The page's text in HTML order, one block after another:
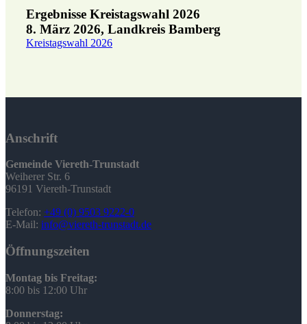
Ergebnisse Kreistagswahl 2026
8. März 2026, Landkreis Bamberg
Kreistagswahl 2026
Anschrift
Gemeinde Viereth-Trunstadt
Weiherer Str. 6
96191 Viereth-Trunstadt
Telefon: +49 (0) 9503 9222-0
E-Mail: info@viereth-trunstadt.de
Öffnungszeiten
Montag bis Freitag:
8:00 bis 12:00 Uhr
Donnerstag: